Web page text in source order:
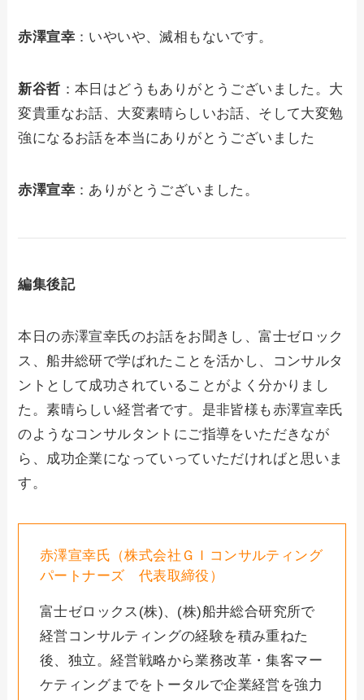
赤澤宣幸 ：いやいや、滅相もないです。
新谷哲 ：本日はどうもありがとうございました。大
変貴重なお話、大変素晴らしいお話、そして大変勉
強になるお話を本当にありがとうございました
赤澤宣幸 ：ありがとうございました。
編集後記
本日の赤澤宣幸氏のお話をお聞きし、富士ゼロック
ス、船井総研で学ばれたことを活かし、コンサルタ
ントとして成功されていることがよく分かりまし
た。素晴らしい経営者です。是非皆様も赤澤宣幸氏
のようなコンサルタントにご指導をいただきなが
ら、成功企業になっていっていただければと思いま
す。
赤澤宣幸氏（株式会社ＧＩコンサルティング
パートナーズ 代表取締役）
富士ゼロックス(株)、(株)船井総合研究所で
経営コンサルティングの経験を積み重ねた
後、独立。経営戦略から業務改革・集客マー
ケティングまでをトータルで企業経営を強力